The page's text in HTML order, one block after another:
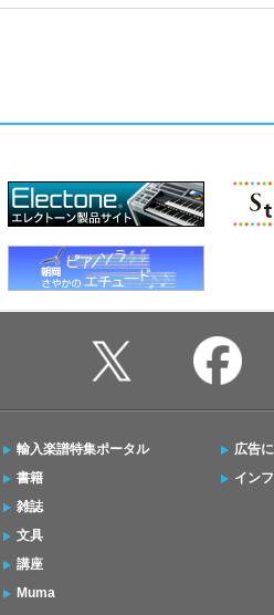
輸入楽譜特集ポータル
書籍
雑誌
文具
講座
Muma
広告
イン